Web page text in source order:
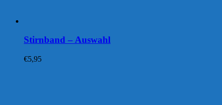
Stirnband – Auswahl
€5,95